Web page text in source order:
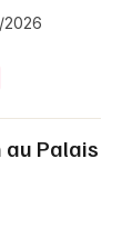
au Palais